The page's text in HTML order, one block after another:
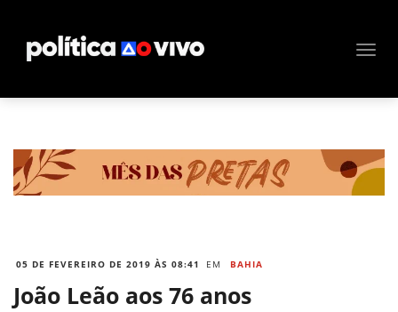
05 DE FEVEREIRO DE 2019 ÀS 08:41 EM BAHIA
João Leão aos 76 anos